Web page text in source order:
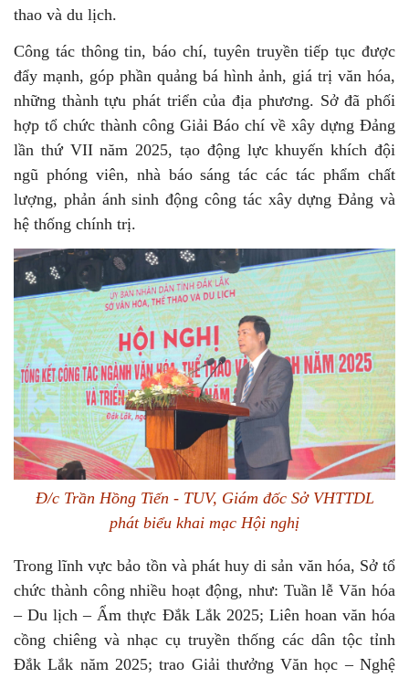
thao và du lịch.
Công tác thông tin, báo chí, tuyên truyền tiếp tục được
đẩy mạnh, góp phần quảng bá hình ảnh, giá trị văn hóa,
những thành tựu phát triển của địa phương. Sở đã phối
hợp tổ chức thành công Giải Báo chí về xây dựng Đảng
lần thứ VII năm 2025, tạo động lực khuyến khích đội
ngũ phóng viên, nhà báo sáng tác các tác phẩm chất
lượng, phản ánh sinh động công tác xây dựng Đảng và
hệ thống chính trị.
Đ/c Trần Hồng Tiến - TUV, Giám đốc Sở VHTTDL
phát biểu khai mạc Hội nghị
Trong lĩnh vực bảo tồn và phát huy di sản văn hóa, Sở tổ
chức thành công nhiều hoạt động, như: Tuần lễ Văn hóa
– Du lịch – Ẩm thực Đắk Lắk 2025; Liên hoan văn hóa
cồng chiêng và nhạc cụ truyền thống các dân tộc tỉnh
Đắk Lắk năm 2025; trao Giải thưởng Văn học – Nghệ